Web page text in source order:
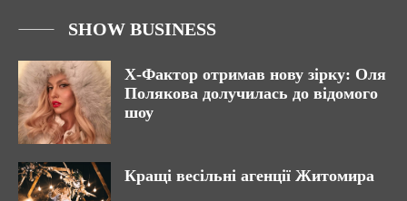
SHOW BUSINESS
Х-Фактор отримав нову зірку: Оля
Полякова долучилась до відомого
шоу
Кращі весільні агенції Житомира